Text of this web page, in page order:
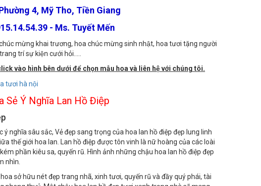
hoa tươi Thiên Hương
4, Mỹ Tho, Tiền Giang
- Ms. Tuyết Mến
mừng khai trương, hoa chúc mừng sinh nhật, hoa tươi tặng người
trí sự kiện cưới hỏi.....
vào hình bên dưới để chọn mẫu hoa và liên hệ với chúng tôi.
Ý Nghĩa Lan Hồ Điệp
nghĩa sâu sắc, Vẻ đẹp sang trọng của hoa lan hồ điệp đẹp lung linh
thế giới hoa lan. Lan hồ điệp được tôn vinh là nữ hoàng của các loài
phần kiêu sa, quyến rũ. Hình ảnh những chậu hoa lan hồ điệp đẹp
nhìn.